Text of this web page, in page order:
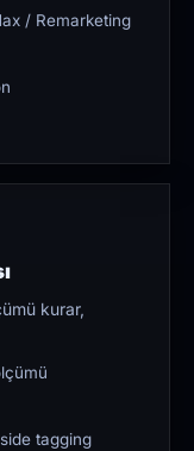
/ Remarketing
kurar,
tagging